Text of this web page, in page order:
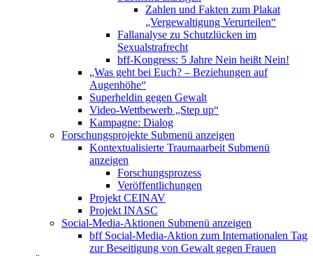
Zahlen und Fakten zum Plakat
„Vergewaltigung Verurteilen“
Fallanalyse zu Schutzlücken im
Sexualstrafrecht
bff-Kongress: 5 Jahre Nein heißt Nein!
„Was geht bei Euch? – Beziehungen auf
Augenhöhe“
Superheldin gegen Gewalt
Video-Wettbewerb „Step up“
Kampagne: Dialog
Forschungsprojekte Submenü anzeigen
Kontextualisierte Traumaarbeit Submenü
anzeigen
Forschungsprozess
Veröffentlichungen
Projekt CEINAV
Projekt INASC
Social-Media-Aktionen Submenü anzeigen
bff Social-Media-Aktion zum Internationalen Tag
zur Beseitigung von Gewalt gegen Frauen